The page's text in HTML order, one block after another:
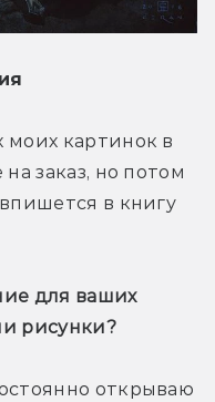
картинок в
заказ, но потом
в книгу
для ваших
рисунки?
открываю